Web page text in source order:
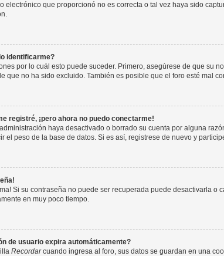
electrónico que proporcionó no es correcta o tal vez haya sido
identificarme?
por lo cuál esto puede suceder. Primero, asegúrese de que su
que no ha sido excluido. También es posible que el foro esté mal
registré, ¡pero ahora no puedo conectarme!
haya desactivado o borrado su cuenta por alguna
el peso de la base de datos. Si es así, registrese de nuevo y
Si su contraseña no puede ser recuperada puede desactivarla
en muy poco tiempo.
de usuario expira automáticamente?
Recordarcuando ingresa al foro, sus datos se guardan en una